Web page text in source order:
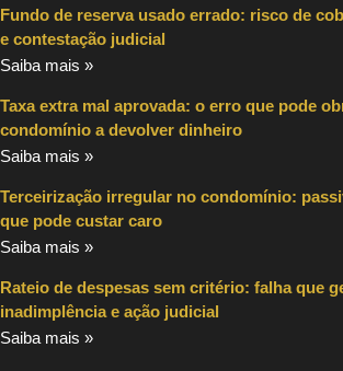
Fundo de reserva usado errado: risco de
e contestação judicial
Saiba mais »
Taxa extra mal aprovada: o erro que pode
condomínio a devolver dinheiro
Saiba mais »
Terceirização irregular no condomínio:
que pode custar caro
Saiba mais »
Rateio de despesas sem critério: falha que
inadimplência e ação judicial
Saiba mais »